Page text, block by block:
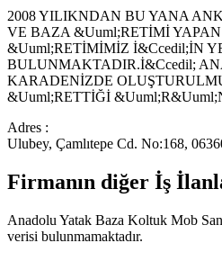
2008 YILIKNDAN BU YANA
VE BAZA &Uuml;RETİMİ
&Uuml;RETİMİMİZ İ&Ccedil;İN
BULUNMAKTADIR.İ&Ccedil;
KARADENİZDE
&Uuml;RETTİĞİ
Adres :
Ulubey, Çamlıtepe Cd. No:168,
Firmanın diğer İş
Anadolu Yatak Baza Koltuk Mob
verisi bulunmamaktadır.